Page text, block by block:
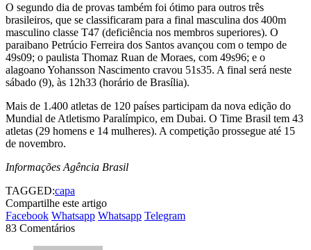
O segundo dia de provas também foi ótimo para outros três
brasileiros, que se classificaram para a final masculina dos 400m
masculino classe T47 (deficiência nos membros superiores). O
paraibano Petrúcio Ferreira dos Santos avançou com o tempo de
49s09; o paulista Thomaz Ruan de Moraes, com 49s96; e o
alagoano Yohansson Nascimento cravou 51s35. A final será neste
sábado (9), às 12h33 (horário de Brasília).
Mais de 1.400 atletas de 120 países participam da nova edição do
Mundial de Atletismo Paralímpico, em Dubai. O Time Brasil tem 43
atletas (29 homens e 14 mulheres). A competição prossegue até 15
de novembro.
Informações Agência Brasil
TAGGED:capa
Compartilhe este artigo
Facebook Whatsapp Whatsapp Telegram
83 Comentários